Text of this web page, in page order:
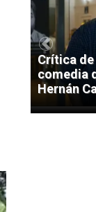
Crítica de
comedia
Hernán
Previous